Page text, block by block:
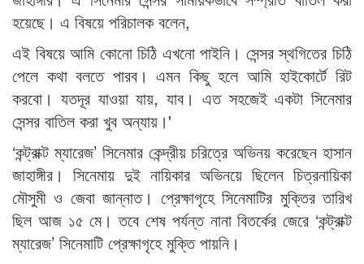
হয়েছে। এ বিষয়ে পরিচালক বলেন,
এই বিষয়ে আমি কোনো চিঠি এখনো পাইনি। সেন্সর স্থগিতের চিঠি
পেলে কথা বলতে পারব। এমন কিছু হলে আমি হাইকোর্টে রিট
করবো। যতদূর যাওয়া যায়, যাব। এত সহজেই একটা সিনেমার
সেন্সর বাতিল করা খুব অন্যায়।'
‘কন্ট্রাক্ট ম্যারেজ’ সিনেমার কেন্দ্রীয় চরিত্রে অভিনয় করেছেন হাসান
জাহাঙ্গীর। সিনেমায় দুই নায়িকার অভিনয়ে ছিলেন চিত্রনায়িকা
মৌসুমী ও জেবা জান্নাত। প্রেক্ষাগৃহে সিনেমাটির মুক্তির তারিখ
ছিল আজ ১৫ মে। তবে শেষ পর্যন্ত নানা বিতর্কের জেরে ‘কন্ট্রাক্ট
ম্যারেজ’ সিনেমাটি প্রেক্ষাগৃহে মুক্তি পায়নি।